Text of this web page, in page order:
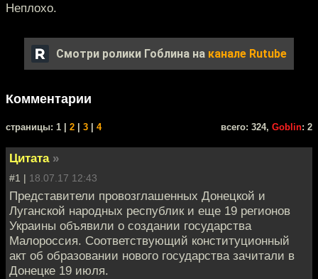
Неплохо.
Смотри ролики Гоблина на канале Rutube
Комментарии
cтраницы: 1 | 2 3 4 всего: 324, Goblin: 2
Цитата »
#1 | 18.07.17 12:43
Представители провозглашенных Донецкой и
Луганской народных республик и еще 19 регионов
Украины объявили о создании государства
Малороссия. Соответствующий конституционный
акт об образовании нового государства зачитали в
Донецке 19 июля.